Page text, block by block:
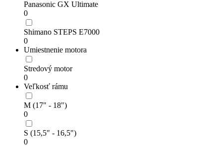
Panasonic GX Ultimate
0
Shimano STEPS E7000
0
Umiestnenie motora
Stredový motor
0
Veľkosť rámu
M (17" - 18")
0
S (15,5" - 16,5")
0